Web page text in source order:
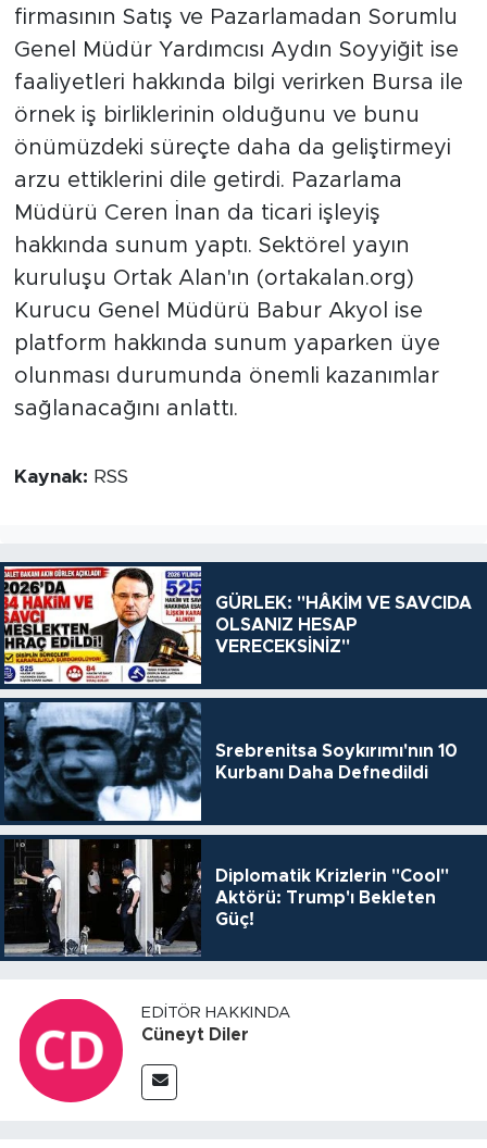
firmasının Satış ve Pazarlamadan Sorumlu
Genel Müdür Yardımcısı Aydın Soyyiğit ise
faaliyetleri hakkında bilgi verirken Bursa ile
örnek iş birliklerinin olduğunu ve bunu
önümüzdeki süreçte daha da geliştirmeyi
arzu ettiklerini dile getirdi. Pazarlama
Müdürü Ceren İnan da ticari işleyiş
hakkında sunum yaptı. Sektörel yayın
kuruluşu Ortak Alan'ın (ortakalan.org)
Kurucu Genel Müdürü Babur Akyol ise
platform hakkında sunum yaparken üye
olunması durumunda önemli kazanımlar
sağlanacağını anlattı.
Kaynak: RSS
GÜRLEK: "HÂKİM VE SAVCIDA
OLSANIZ HESAP
VERECEKSİNİZ"
Srebrenitsa Soykırımı'nın 10
Kurbanı Daha Defnedildi
Diplomatik Krizlerin "Cool"
Aktörü: Trump'ı Bekleten
Güç!
EDITÖR HAKKINDA
Cüneyt Diler